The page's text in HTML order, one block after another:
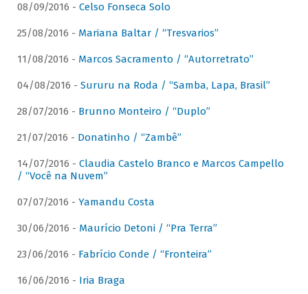
08/09/2016 - Celso Fonseca Solo
25/08/2016 - Mariana Baltar / “Tresvarios”
11/08/2016 - Marcos Sacramento / “Autorretrato”
04/08/2016 - Sururu na Roda / “Samba, Lapa, Brasil”
28/07/2016 - Brunno Monteiro / “Duplo”
21/07/2016 - Donatinho / “Zambê”
14/07/2016 - Claudia Castelo Branco e Marcos Campello
/ “Você na Nuvem”
07/07/2016 - Yamandu Costa
30/06/2016 - Maurício Detoni / “Pra Terra”
23/06/2016 - Fabrício Conde / “Fronteira”
16/06/2016 - Iria Braga